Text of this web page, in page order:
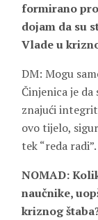
formirano
dojam da su
Vlade u
DM: Mogu
Činjenica je
znajući
ovo tijelo,
tek “reda radi”.
NOMAD:
naučnike,
kriznog